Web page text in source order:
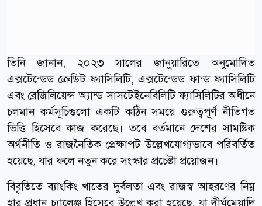
তিনি জানান, ২০২৩ সালের জানুয়ারিতে অনুমোদিত
এক্সটেন্ডেড ক্রেডিট ফ্যাসিলিটি, এক্সটেন্ডেড ফান্ড ফ্যাসিলিটি
এবং রেজিলিয়েন্স অ্যান্ড সাসটেইনেবিলিটি ফ্যাসিলিটির অধীনে
চলমান কর্মসূচিগুলো একটি কঠিন সময়ে গুরুত্বপূর্ণ নীতিগত
ভিত্তি হিসেবে কাজ করেছে। তবে বর্তমানে দেশের সামষ্টিক
অর্থনীতি ও রাজনৈতিক প্রেক্ষাপট উল্লেখযোগ্যভাবে পরিবর্তিত
হয়েছে, যার ফলে নতুন করে সংস্কার প্রচেষ্টা প্রয়োজন।
বিবৃতিতে ব্যাংকিং খাতের দুর্বলতা এবং রাজস্ব আহরণের নিম্ন
হার প্রধান চ্যালেঞ্জ হিসেবে উল্লেখ করা হয়েছে, যা দীর্ঘমেয়াদি